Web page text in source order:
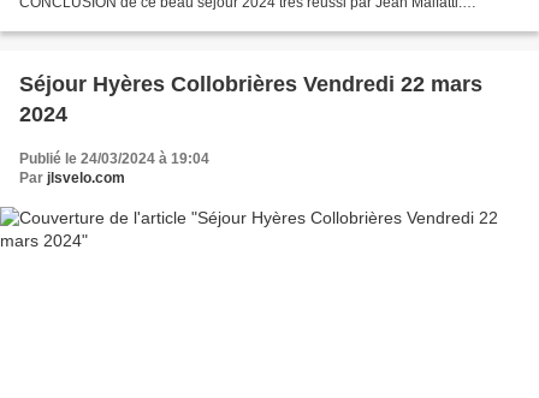
Séjour Hyères Collobrières Vendredi 22 mars
2024
Publié le 24/03/2024 à 19:04
Par jlsvelo.com